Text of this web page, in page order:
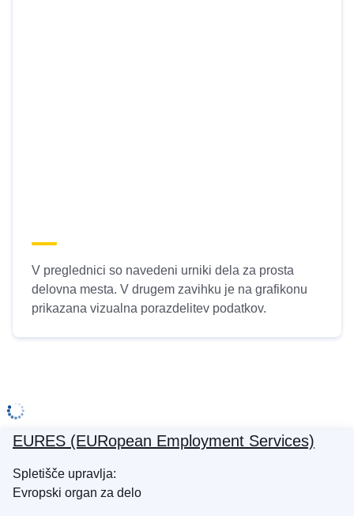
V preglednici so navedeni urniki dela za prosta
delovna mesta. V drugem zavihku je na grafikonu
prikazana vizualna porazdelitev podatkov.
EURES (EURopean Employment Services)
Spletišče upravlja:
Evropski organ za delo